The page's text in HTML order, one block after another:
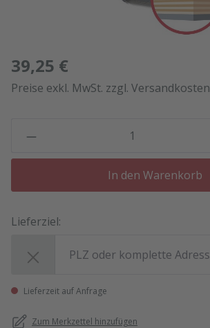
39,25 €
Preise exkl. MwSt. zzgl. Versandkosten
In den Warenkorb
Lieferziel:
Lieferzeit auf Anfrage
Zum Merkzettel hinzufügen